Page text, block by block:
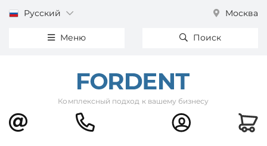
Русский Москва
Меню Поиск
Комплексный подход к вашему бизнесу